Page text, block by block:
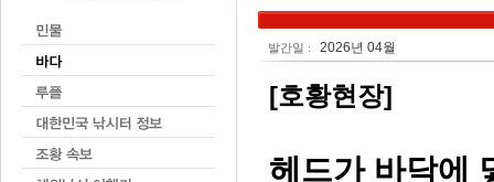
발간일 : 2026년 04월